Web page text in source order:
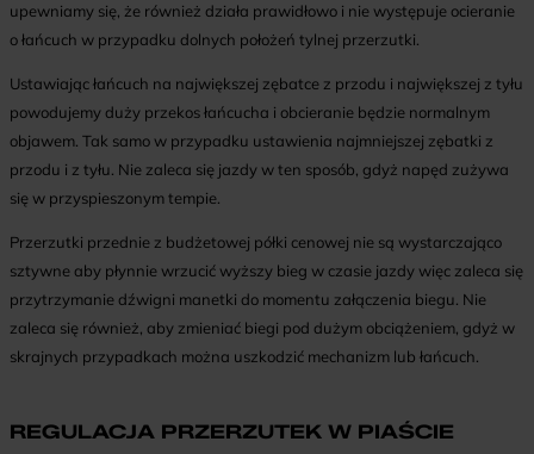
upewniamy się, że również działa prawidłowo i nie występuje ocieranie
o łańcuch w przypadku dolnych położeń tylnej przerzutki.
Ustawiając łańcuch na największej zębatce z przodu i największej z tyłu
powodujemy duży przekos łańcucha i obcieranie będzie normalnym
objawem. Tak samo w przypadku ustawienia najmniejszej zębatki z
przodu i z tyłu. Nie zaleca się jazdy w ten sposób, gdyż napęd zużywa
się w przyspieszonym tempie.
Przerzutki przednie z budżetowej półki cenowej nie są wystarczająco
sztywne aby płynnie wrzucić wyższy bieg w czasie jazdy więc zaleca się
przytrzymanie dźwigni manetki do momentu załączenia biegu. Nie
zaleca się również, aby zmieniać biegi pod dużym obciążeniem, gdyż w
skrajnych przypadkach można uszkodzić mechanizm lub łańcuch.
REGULACJA PRZERZUTEK W PIAŚCIE